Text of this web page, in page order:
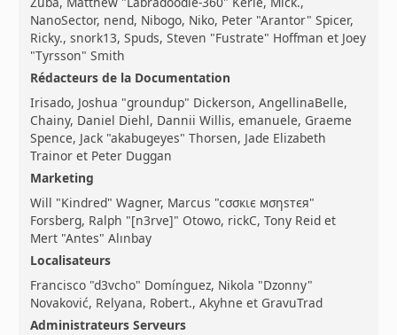
NanoSector, nend, Nibogo, Niko, Peter "Arantor" Spicer,
Ricky., snork13, Spuds, Steven "Fustrate" Hoffman et Joey
"Tyrsson" Smith
Rédacteurs de la Documentation
Irisado, Joshua "groundup" Dickerson, AngellinaBelle,
Chainy, Daniel Diehl, Dannii Willis, emanuele, Graeme
Spence, Jack "akabugeyes" Thorsen, Jade Elizabeth
Trainor et Peter Duggan
Marketing
Will "Kindred" Wagner, Marcus "cσσкιє мσηѕтєя"
Forsberg, Ralph "[n3rve]" Otowo, rickC, Tony Reid et
Mert "Antes" Alınbay
Localisateurs
Francisco "d3vcho" Domínguez, Nikola "Dzonny"
Novaković, Relyana, Robert., Akyhne et GravuTrad
Administrateurs Serveurs